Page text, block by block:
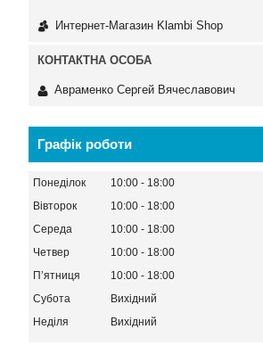
Интернет-Магазин Klambi Shop
Авраменко Сергей Вячеславович
Графік роботи
Понеділок 10:00
18:00
Вівторок
10:00
18:00
Середа
10:00
18:00
Четвер
10:00
18:00
Пʼятниця
10:00
18:00
Субота
Вихідний
Неділя
Вихідний